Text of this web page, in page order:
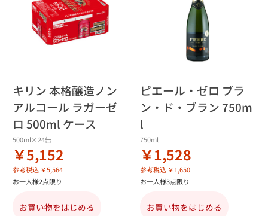
キリン 本格醸造ノン
アルコール ラガーゼ
ロ 500ml ケース
500ml×24缶
￥5,152
参考税込 ￥5,564
お一人様2点限り
お買い物をはじめる
ピエール・ゼロ ブラ
ン・ド・ブラン 750m
l
750ml
￥1,528
参考税込 ￥1,650
お一人様3点限り
お買い物をはじめる